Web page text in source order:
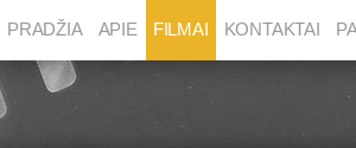
PRADŽIA APIE FILMAI KONTAKTAI